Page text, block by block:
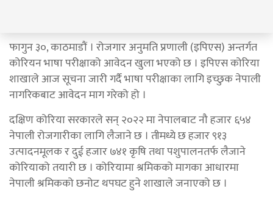
फागुन ३०, काठमाडौं । रोजगार अनुमति प्रणाली (इपिएस) अन्तर्गत
कोरियन भाषा परीक्षाको आवेदन खुला भएको छ । इपिएस कोरिया
शाखाले आज सूचना जारी गर्दै भाषा परीक्षाका लागि इच्छुक नेपाली
नागरिकबाट आवेदन माग गरेको हो ।
दक्षिण कोरिया सरकारले सन् २०२२ मा नेपालबाट नौ हजार ६५४
नेपाली रोजगारीका लागि लैजाने छ । तीमध्ये छ हजार ९१३
उत्पादनमूलक र दुई हजार ७४१ कृषि तथा पशुपालनतर्फ लैजाने
कोरियाको तयारी छ । कोरियामा श्रमिकको मागका आधारमा
नेपाली श्रमिकको छनोट थपघट हुने शाखाले जनाएको छ ।